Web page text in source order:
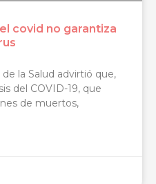
covid no garantiza
la Salud advirtió que,
del COVID-19, que
de muertos,